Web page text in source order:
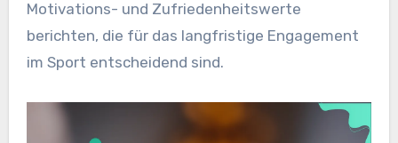
Motivations- und Zufriedenheitswerte
berichten, die für das langfristige Engagement
im Sport entscheidend sind.